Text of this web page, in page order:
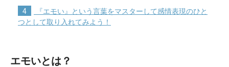
4
『エモい』という言葉をマスターして感情表現のひと
つとして取り入れてみよう！
エモいとは？